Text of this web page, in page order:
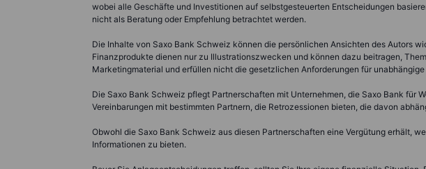
wobei alle Geschäfte und Investitionen auf selbstgesteuerten Entscheidungen
nicht als Beratung oder Empfehlung betrachtet werden.
Die Inhalte von Saxo Bank Schweiz können die persönlichen Ansichten des Autors
Finanzprodukte dienen nur zu Illustrationszwecken und können dazu beitragen,
Marketingmaterial und erfüllen nicht die gesetzlichen Anforderungen für unabhängige
Die Saxo Bank Schweiz pflegt Partnerschaften mit Unternehmen, die Saxo Bank für
Vereinbarungen mit bestimmten Partnern, die Retrozessionen bieten, die davon
Obwohl die Saxo Bank Schweiz aus diesen Partnerschaften eine Vergütung erhält,
Informationen zu bieten.